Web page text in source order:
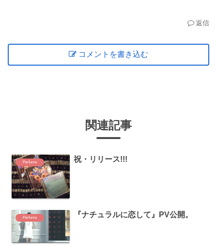
関連記事
Perfume 祝・リリース!!!
Perfume 『ナチュラルに恋して』PV公開。
返信
コメントを書き込む